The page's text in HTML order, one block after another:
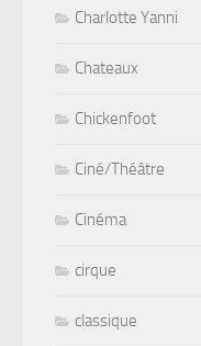
Charlotte Yanni
Chateaux
Chickenfoot
Ciné/Théâtre
Cinéma
cirque
classique